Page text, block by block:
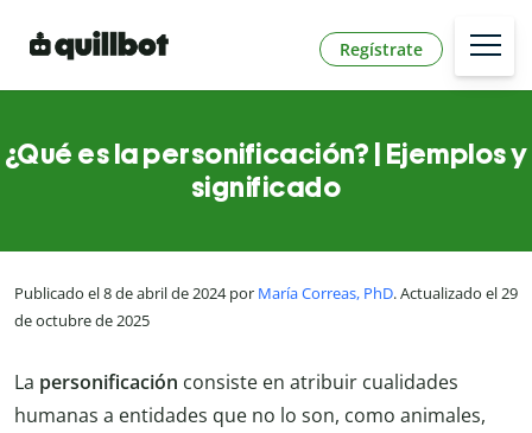
Regístrate
¿Qué es la personificación? | Ejemplos y
significado
Publicado el 8 de abril de 2024 por María Correas, PhD. Actualizado el 29
de octubre de 2025
La personificación consiste en atribuir cualidades
humanas a entidades que no lo son, como animales,